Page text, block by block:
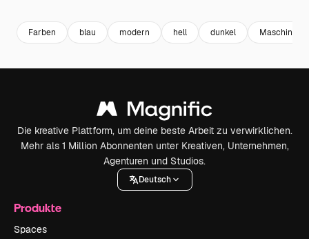
Farben blau modern hell dunkel
Die kreative Plattform, um deine beste Arbeit zu verwirklichen.
Mehr als 1 Million Abonnenten unter Kreativen, Unternehmen,
Agenturen und Studios.
Deutsch
Produkte
Spaces